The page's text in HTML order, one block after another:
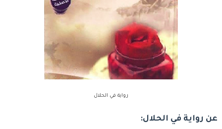
رواية في الحلال
عن رواية في الحلال: